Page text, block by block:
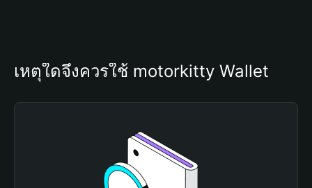
เหตุใดจึงควรใช้ motorkitty Wallet